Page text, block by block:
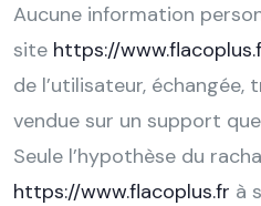
Aucune information
site https://
de l’utilisateur, échangée,
vendue sur un support
Seule l’hypothèse du
https://www.flacoplus.fr à